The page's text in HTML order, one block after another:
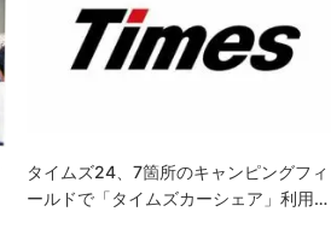
タイムズ24、7箇所のキャンピングフィ
ールドで「タイムズカーシェア」利用…